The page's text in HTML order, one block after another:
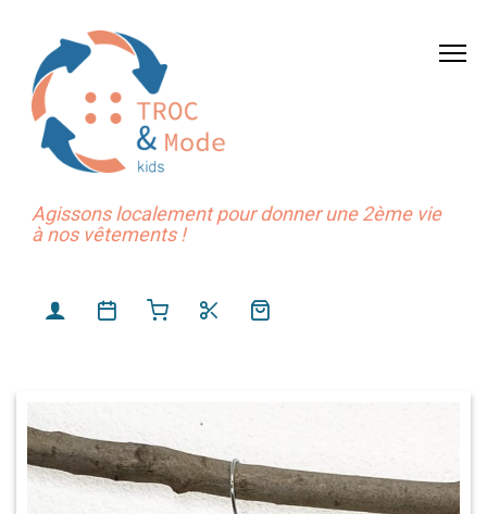
Agissons localement pour donner une 2ème vie
à nos vêtements !